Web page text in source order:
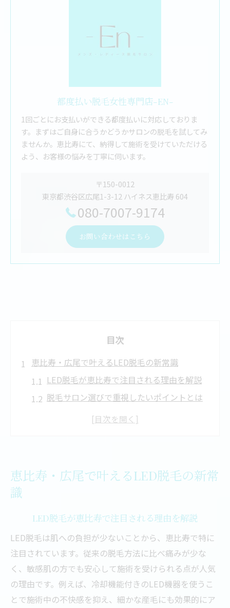
都度払い脱毛女性専門店-EN-
1回ごとにお支払いができる都度払いに対応しておりま
す。まずはご自身に合うかどうかサロンの脱毛を試してみ
ませんか。恵比寿にて、納得して施術を受けていただける
よう、お客様の悩みを丁寧に伺います。
〒150-0012
東京都渋谷区広尾1-3-12 ハイネス恵比寿 604
080-7007-9174
お問い合わせはこちら
目次
恵比寿・広尾で叶えるLED脱毛の新常識
LED脱毛が恵比寿で注目される理由を解説
脱毛サロン選びで重視したいポイントとは
都度払い脱毛の新しい通い方と特徴まとめ
都度払いで安心できる脱毛体験を徹底解説
恵比寿のサロンで安心脱毛が実現できる理
由
LED脱毛が痛みを軽減する仕組みと実感
脱毛都度払いで自由なスケジュール管理を
実現
初めてでも安心できる脱毛カウンセリング
恵比寿・広尾で叶えるLED脱毛の新常
識
LED脱毛が恵比寿で注目される理由を解説
LED脱毛は肌への負担が少ないことから、恵比寿で特に
注目されています。従来の脱毛方法に比べ痛みが少な
く、敏感肌の方でも安心して施術を受けられる点が人気
の理由です。例えば、冷却機能付きのLED機器を使うこ
とで施術中の不快感を抑え、細かな産毛にも効果的にア